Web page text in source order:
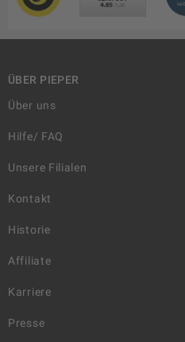
ÜBER PIEPER
Über uns
Hilfe/ FAQ
Unsere Filialen
Kontakt
Historie
Affiliate
Karriere
Presse